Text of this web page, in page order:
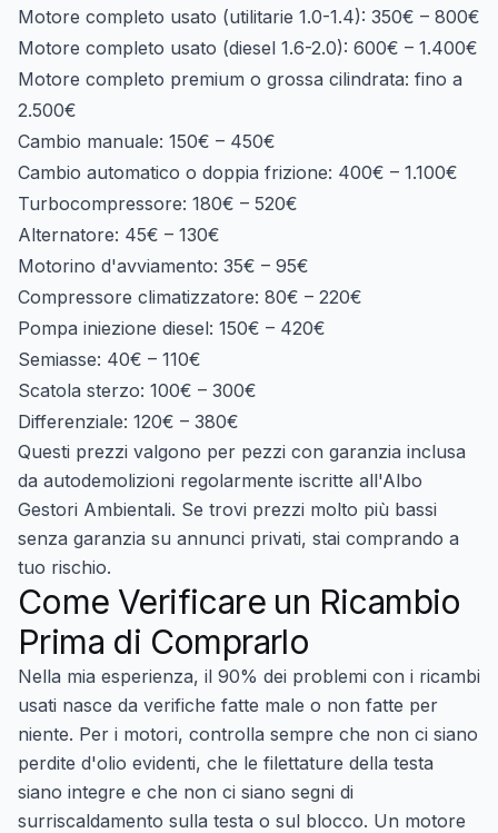
Motore completo usato (utilitarie 1.0-1.4): 350€ – 800€
Motore completo usato (diesel 1.6-2.0): 600€ – 1.400€
Motore completo premium o grossa cilindrata: fino a
2.500€
Cambio manuale: 150€ – 450€
Cambio automatico o doppia frizione: 400€ – 1.100€
Turbocompressore: 180€ – 520€
Alternatore: 45€ – 130€
Motorino d'avviamento: 35€ – 95€
Compressore climatizzatore: 80€ – 220€
Pompa iniezione diesel: 150€ – 420€
Semiasse: 40€ – 110€
Scatola sterzo: 100€ – 300€
Differenziale: 120€ – 380€
Questi prezzi valgono per pezzi con garanzia inclusa
da autodemolizioni regolarmente iscritte all'Albo
Gestori Ambientali. Se trovi prezzi molto più bassi
senza garanzia su annunci privati, stai comprando a
tuo rischio.
Come Verificare un Ricambio
Prima di Comprarlo
Nella mia esperienza, il 90% dei problemi con i ricambi
usati nasce da verifiche fatte male o non fatte per
niente. Per i motori, controlla sempre che non ci siano
perdite d'olio evidenti, che le filettature della testa
siano integre e che non ci siano segni di
surriscaldamento sulla testa o sul blocco. Un motore